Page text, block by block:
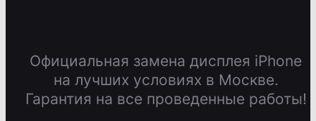
Официальная замена дисплея iPhone
на лучших условиях в Москве.
Гарантия на все проведенные работы!